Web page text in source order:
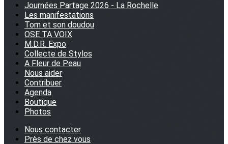
Journées Partage 2026 - La Rochelle
Les manifestations
Tom et son doudou
OSE TA VOIX
M.D.R. Expo
Collecte de Stylos
A Fleur de Peau
Nous aider
Contribuer
Agenda
Boutique
Photos
Nous contacter
Près de chez vous